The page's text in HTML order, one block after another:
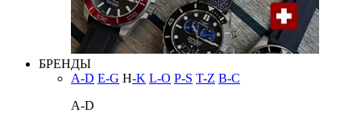
БРЕНДЫ
A-D E-G H-K L-O P-S T-Z В-С
A-D